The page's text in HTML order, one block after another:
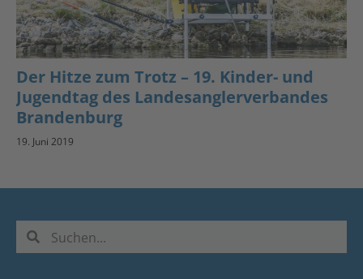
Der Hitze zum Trotz – 19. Kinder- und
Jugendtag des Landesanglerverbandes
Brandenburg
19. Juni 2019